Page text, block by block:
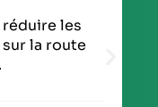
les
la route